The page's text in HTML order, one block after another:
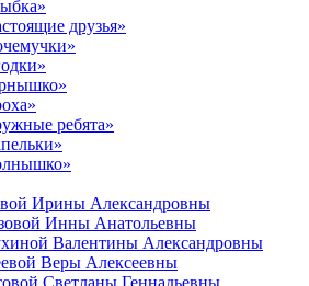
друзья»
ребята»
Ирины Александровны
Инны Анатольевны
Валентины Александровны
Веры Алексеевны
Светланы Геннадьевны